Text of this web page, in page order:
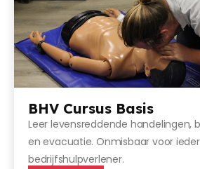
BHV Cursus Basis
Leer levensreddende handelingen,
en evacuatie. Onmisbaar voor
bedrijfshulpverlener.